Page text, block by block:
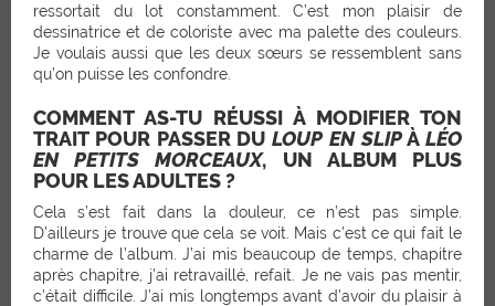
ressortait du lot constamment. C’est mon plaisir de
dessinatrice et de coloriste avec ma palette des couleurs.
Je voulais aussi que les deux sœurs se ressemblent sans
qu’on puisse les confondre.
COMMENT AS-TU RÉUSSI À MODIFIER TON
TRAIT POUR PASSER DU LOUP EN SLIPÀ LÉO
EN PETITS MORCEAUX, UN ALBUM PLUS
POUR LES ADULTES ?
Cela s’est fait dans la douleur, ce n’est pas simple.
D’ailleurs je trouve que cela se voit. Mais c’est ce qui fait le
charme de l’album. J’ai mis beaucoup de temps, chapitre
après chapitre, j’ai retravaillé, refait. Je ne vais pas mentir,
c’était difficile. J’ai mis longtemps avant d’avoir du plaisir à